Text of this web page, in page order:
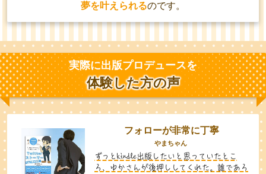
夢を叶えられるのです。
実際に出版プロデュースを
体験した方の声
フォローが非常に丁寧
やまちゃん
ずっとkindle出版したいと思っていたとこ
ろ、ゆかさんが後押ししてくれた。誰であろ